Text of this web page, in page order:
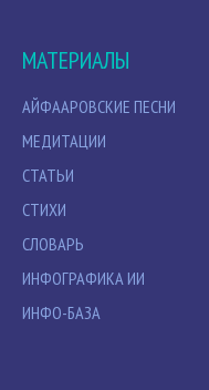
МАТЕРИАЛЫ
АЙФААРОВСКИЕ ПЕСНИ
МЕДИТАЦИИ
СТАТЬИ
СТИХИ
СЛОВАРЬ
ИНФОГРАФИКА ИИ
ИНФО-БАЗА